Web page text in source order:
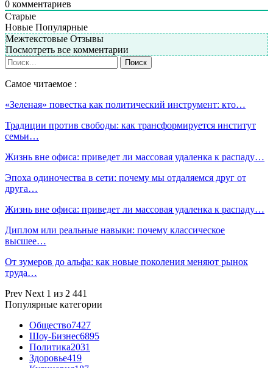
0 комментариев
Старые
Новые Популярные
Межтекстовые Отзывы
Посмотреть все комментарии
Самое читаемое :
«Зеленая» повестка как политический инструмент: кто…
Традиции против свободы: как трансформируется институт
семьи…
Жизнь вне офиса: приведет ли массовая удаленка к распаду…
Эпоха одиночества в сети: почему мы отдаляемся друг от
друга…
Жизнь вне офиса: приведет ли массовая удаленка к распаду…
Диплом или реальные навыки: почему классическое
высшее…
От зумеров до альфа: как новые поколения меняют рынок
труда…
Prev Next 1 из 2 441
Популярные категории
Общество7427
Шоу-Бизнес6895
Политика2031
Здоровье419